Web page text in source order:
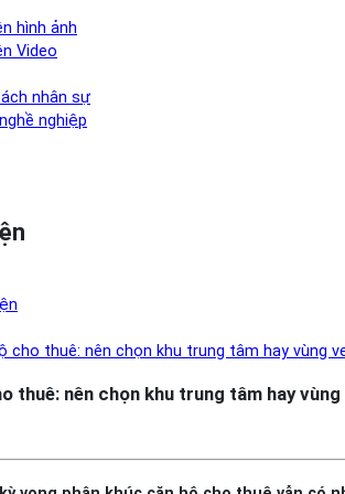
hình ảnh
Video
nhân sự
nghiệp
cho thuê: nên chọn khu trung tâm hay vùng
thuê: nên chọn khu trung tâm hay vùng